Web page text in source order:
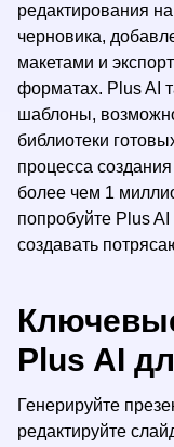
редактирования
черновика,
макетами и
форматах. Plus AI
шаблоны,
библиотеки
процесса
более чем 1
попробуйте Plus
создавать
Plus AI
Генерируйте
редактируйте